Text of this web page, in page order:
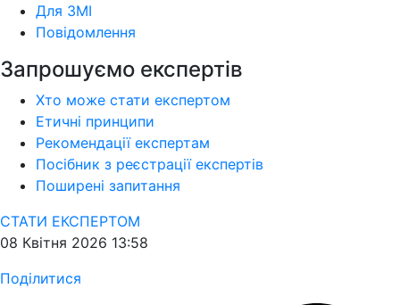
Для ЗМІ
Повідомлення
Запрошуємо експертів
Хто може стати експертом
Етичні принципи
Рекомендації експертам
Посібник з реєстрації експертів
Поширені запитання
СТАТИ ЕКСПЕРТОМ
08 Квітня 2026 13:58
Поділитися